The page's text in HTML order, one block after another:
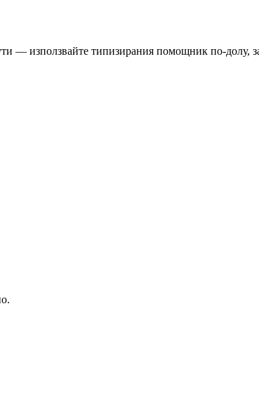
— използвайте типизирания помощник по-долу,